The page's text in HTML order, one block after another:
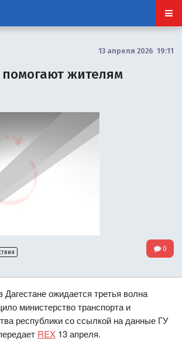
13 апреля 2026 19:11
жителям
0
ожидается третья волна
министерство транспорта и
республики со ссылкой на данные ГУ
REX 13 апреля.